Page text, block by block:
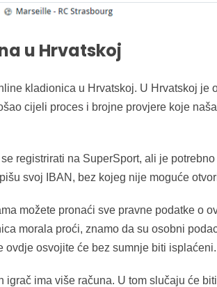
u Hrvatskoj
kladionica u Hrvatskoj. U Hrvatskoj
cijeli proces i brojne provjere koje
registrirati na SuperSport, ali je
svoj IBAN, bez kojeg nije moguće
možete pronaći sve pravne podatke o
morala proći, znamo da su osobni
ovdje osvojite će bez sumnje biti isplaćeni.
igrač ima više računa. U tom slučaju će